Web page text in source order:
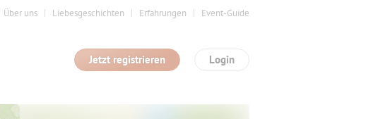
Über uns Liebesgeschichten Erfahrungen Event-Guide
Login
Jetzt registrieren